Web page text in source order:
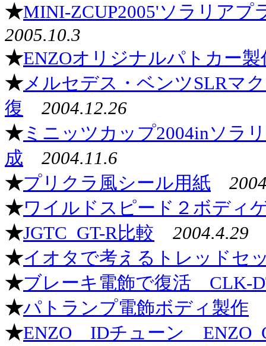
★MINI-ZCUP2005'ソラリアプ
2005.10.3
★ENZOオリジナルパトカー製
★メルセデス・ベンツSLRマ
復
2004.12.26
★ ミニッツカップ2004inソラ
成
2004.11.6
★プリクラ風シール用紙
★ワイルドスピード２ボディ
★JGTC_GT-R比較
2004.4.29
★イオタで考えるトレッドセ
★ブレーキ電飾で復活 CLK-
★パトランプ電飾ボディ製作
★ENZO IDチューン